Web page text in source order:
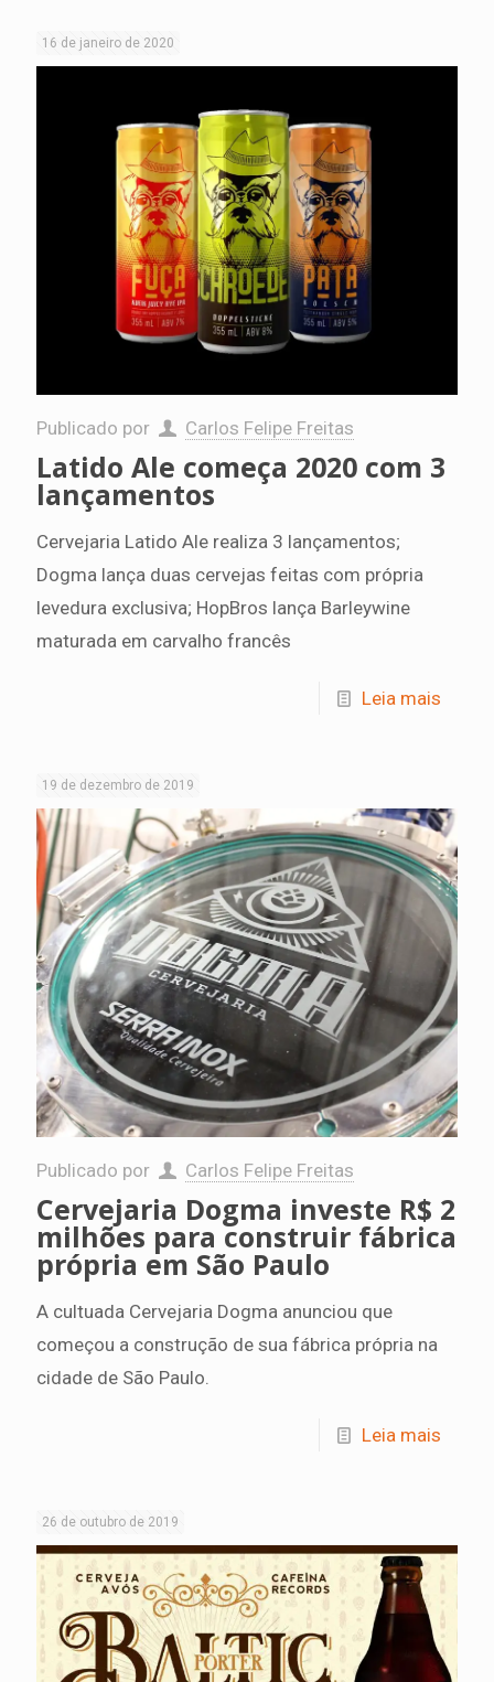
16 de janeiro de 2020
Publicado por Carlos Felipe Freitas
Latido Ale começa 2020 com 3
lançamentos
Cervejaria Latido Ale realiza 3 lançamentos;
Dogma lança duas cervejas feitas com própria
levedura exclusiva; HopBros lança Barleywine
maturada em carvalho francês
Leia mais
19 de dezembro de 2019
Publicado por Carlos Felipe Freitas
Cervejaria Dogma investe R$ 2
milhões para construir fábrica
própria em São Paulo
A cultuada Cervejaria Dogma anunciou que
começou a construção de sua fábrica própria na
cidade de São Paulo.
Leia mais
26 de outubro de 2019